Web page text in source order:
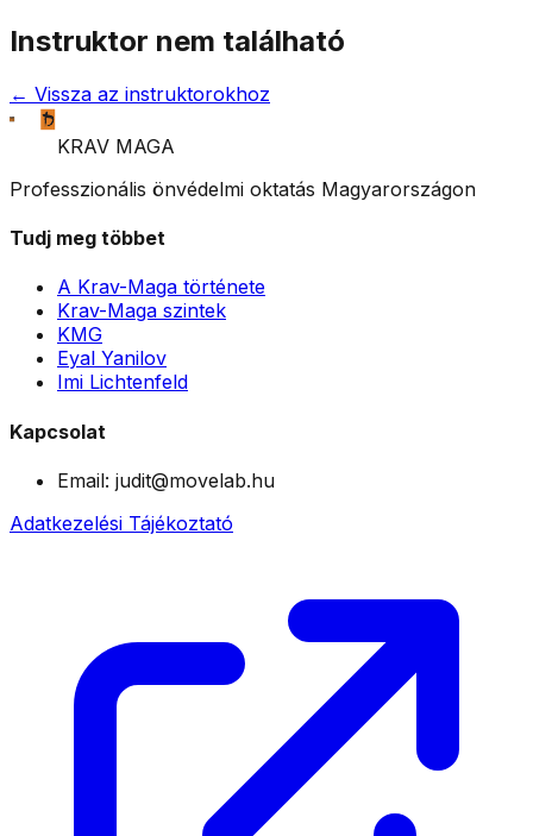
Instruktor nem található
← Vissza az instruktorokhoz
KRAV MAGA
Professzionális önvédelmi oktatás Magyarországon
Tudj meg többet
A Krav-Maga története
Krav-Maga szintek
KMG
Eyal Yanilov
Imi Lichtenfeld
Kapcsolat
Email: judit@movelab.hu
Adatkezelési Tájékoztató